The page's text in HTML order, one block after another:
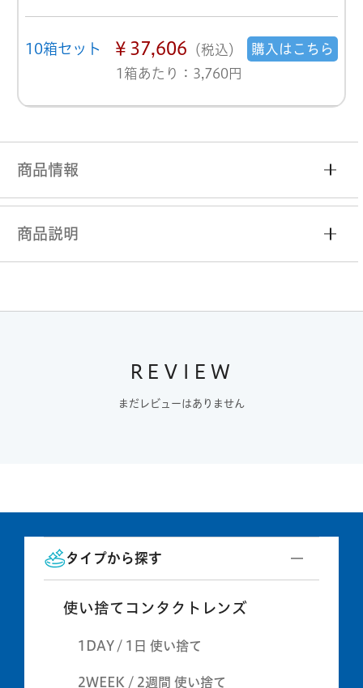
10箱セット ￥37,606 （税込）
1箱あたり：3,760円
購入はこちら
商品情報
商品説明
REVIEW
まだレビューはありません
タイプから探す
使い捨てコンタクトレンズ
1DAY / 1日 使い捨て
2WEEK / 2週間 使い捨て